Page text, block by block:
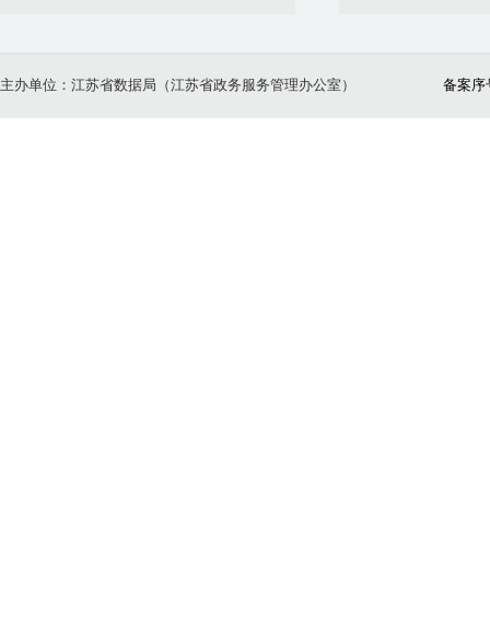
主办单位：江苏省数据局（江苏省政务服务管理办公室） 备案序